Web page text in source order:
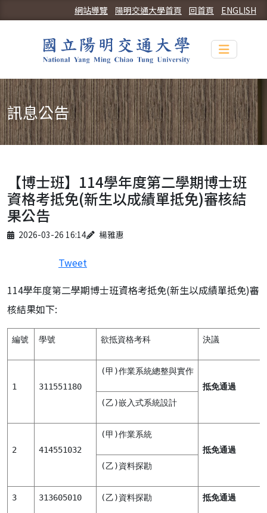
ENGLISH
回首頁
陽明交通大學首頁
網站導覽
Toggle
訊息公告
【博士班】114學年度第二學期博士班
資格考抵免(新生以成績單抵免)審核結
果公告
Published on
2026-03-26 16:14
Author 楊雅惠
Tweet
114學年度第二學期博士班資格考抵免(新生以成績單抵免)審
核結果如下:
編號 學號 欲抵資格考科 決議
1 311551180
(甲)作業系統總整與實作
抵免通過
(乙)嵌入式系統設計
2 414551032
(甲)作業系統
抵免通過
(乙)資料探勘
3 313605010 (乙)資料探勘 抵免通過